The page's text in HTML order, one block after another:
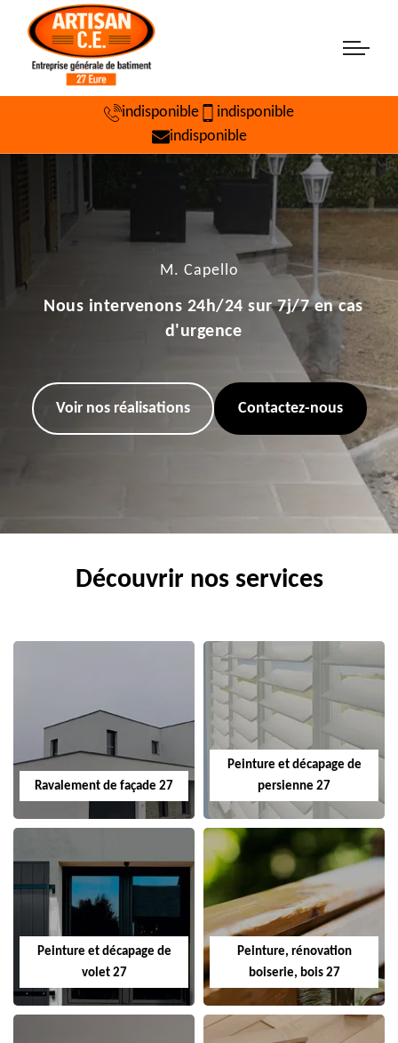
indisponible
indisponible
indisponible
M. Capello
Nous intervenons 24h/24 sur 7j/7 en cas
d'urgence
Voir nos réalisations Contactez-nous
Découvrir nos services
Ravalement de façade 27
Peinture et décapage de
persienne 27
Peinture et décapage de
volet 27
Peinture, rénovation
boiserie, bois 27